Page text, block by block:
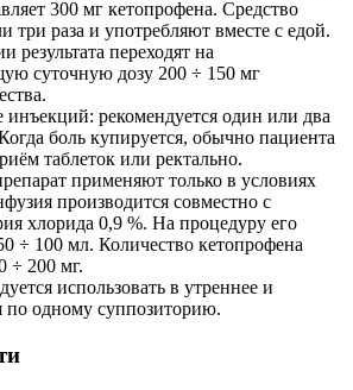
300 мг кетопрофена. Средство
три раза и употребляют вместе с едой.
результата переходят на
суточную дозу 200 ÷ 150 мг
инъекций: рекомендуется один или два
боль купируется, обычно пациента
таблеток или ректально.
применяют только в условиях
производится совместно с
хлорида 0,9 %. На процедуру его
÷ 100 мл. Количество кетопрофена
÷ 200 мг.
использовать в утреннее и
по одному суппозиторию.